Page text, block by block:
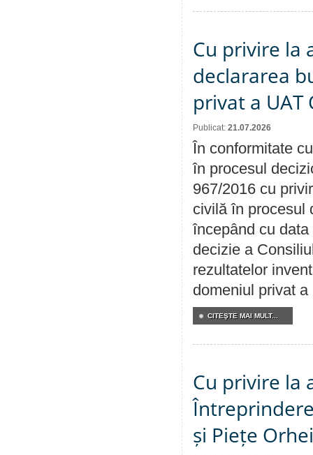
Cu privire la
declararea
privat a UAT
Publicat: 21.07.2026
În conformitate
în procesul
967/2016 cu
civilă în procesul
începând cu
decizie a
rezultatelor
domeniul privat a
CITEŞTE MAI MULT...
Cu privire la
și Piețe